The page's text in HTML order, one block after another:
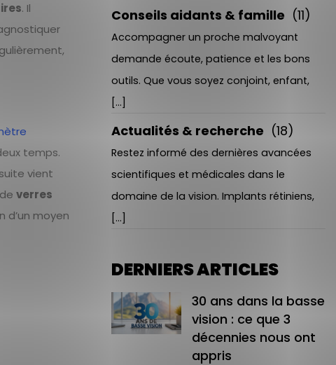
. Il
temps.
vient
verres
d’un moyen
Conseils aidants & famille (11)
Accompagner un proche malvoyant
demande écoute, patience et les bons
outils. Que vous soyez conjoint, enfant,
[...]
Actualités & recherche (18)
Restez informé des dernières avancées
scientifiques et médicales dans le
domaine de la vision. Implants rétiniens,
[...]
DERNIERS ARTICLES
30 ans dans la basse
vision : ce que 3
décennies nous ont
appris